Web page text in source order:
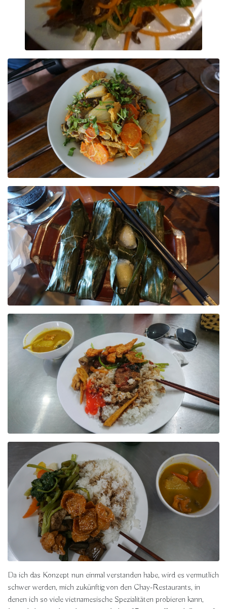
Da ich das Konzept nun einmal verstanden habe, wird es vermutlich
schwer werden, mich zukünftig von den Chay-Restaurants, in
denen ich so viele vietnamesische Spezialitäten probieren kann,